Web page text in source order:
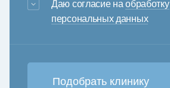
Даю согласие наобработку
персональных данных